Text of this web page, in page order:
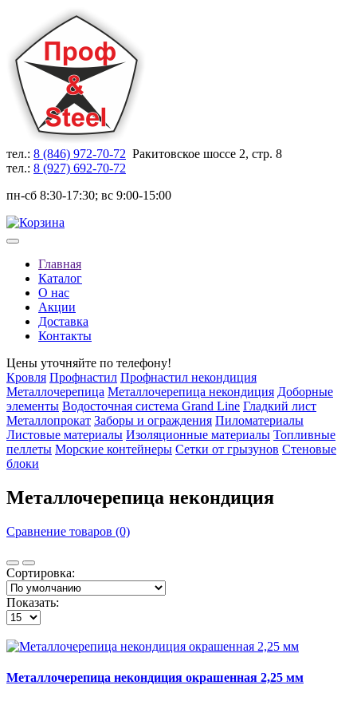
тел.: 8 (846) 972-70-72 Ракитовское шоссе 2, стр. 8
тел.: 8 (927) 692-70-72
пн-сб 8:30-17:30; вс 9:00-15:00
Главная
Каталог
О нас
Акции
Доставка
Контакты
Цены уточняйте по телефону!
Кровля Профнастил Профнастил некондиция
Металлочерепица Металлочерепица некондиция Доборные
элементы Водосточная система Grand Line Гладкий лист
Металлопрокат Заборы и ограждения Пиломатериалы
Листовые материалы Изоляционные материалы Топливные
пеллеты Морские контейнеры Сетки от грызунов Стеновые
блоки
Металлочерепица некондиция
Сравнение товаров (0)
Сортировка:
Показать:
Металлочерепица некондиция окрашенная 2,25 мм